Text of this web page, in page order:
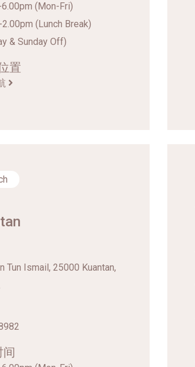
(Mon-Fri)
(Lunch Break)
& Sunday Off)
置
Tun Ismail, 25000 Kuantan,
间